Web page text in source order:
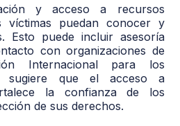
y acceso a recursos
víctimas puedan conocer y
Esto puede incluir asesoría
con organizaciones de
Internacional para los
sugiere que el acceso a
la confianza de los
de sus derechos.